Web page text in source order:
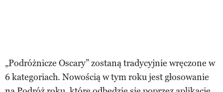
„Podróżnicze Oscary” zostaną tradycyjnie wręczone w
6 kategoriach. Nowością w tym roku jest głosowanie